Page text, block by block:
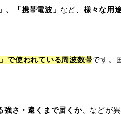
、「携帯電波」 など、 様々な用
で使われている周波数帯です。
強さ・遠くまで届くか、などが異